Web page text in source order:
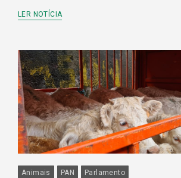
LER NOTÍCIA
Animais PAN Parlamento